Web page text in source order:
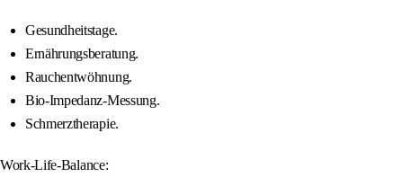
Gesundheitstage.
Ernährungsberatung.
Rauchentwöhnung.
Bio-Impedanz-Messung.
Schmerztherapie.
Work-Life-Balance: